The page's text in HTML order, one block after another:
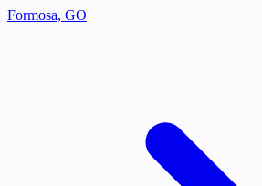
Formosa, GO